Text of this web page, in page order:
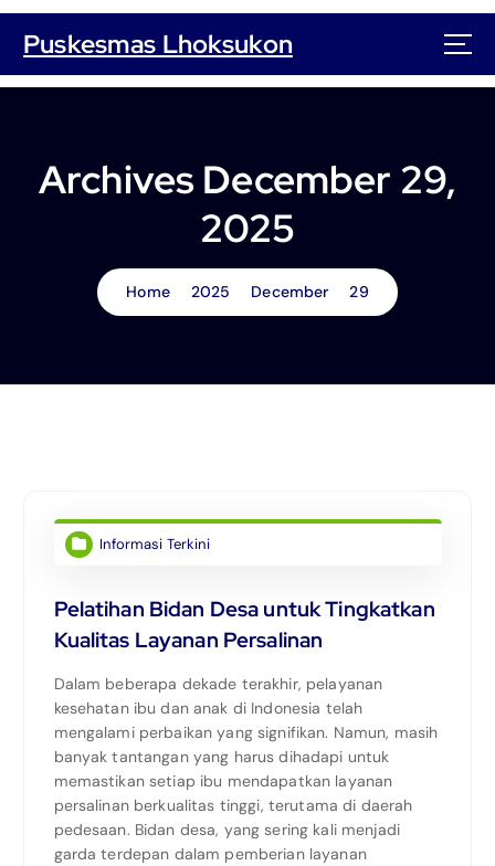
S
p
Puskesmas Lhoksukon
Archives December 29,
2025
Home 2025 December 29
Informasi Terkini
Pelatihan Bidan Desa untuk Tingkatkan
Kualitas Layanan Persalinan
Dalam beberapa dekade terakhir, pelayanan
kesehatan ibu dan anak di Indonesia telah
mengalami perbaikan yang signifikan. Namun, masih
banyak tantangan yang harus dihadapi untuk
memastikan setiap ibu mendapatkan layanan
persalinan berkualitas tinggi, terutama di daerah
pedesaan. Bidan desa, yang sering kali menjadi
garda terdepan dalam pemberian layanan